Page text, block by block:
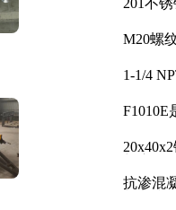
201不
M20螺
1-1/4
F1010E
抗渗混